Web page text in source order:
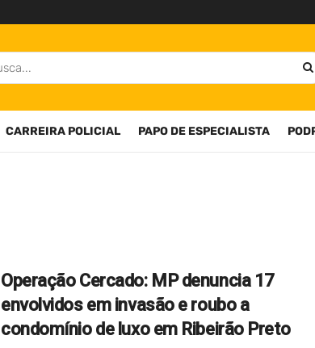
CARREIRA POLICIAL PAPO DE ESPECIALISTA
Operação Cercado: MP denuncia 17
envolvidos em invasão e roubo a
condomínio de luxo em Ribeirão Preto